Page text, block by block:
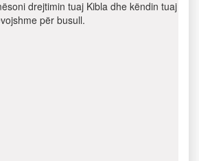
drejtimin tuaj Kibla dhe këndin tuaj
për busull.